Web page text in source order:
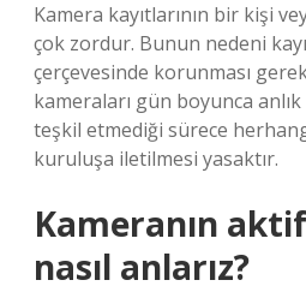
Kamera kayıtlarının bir kişi
çok zordur. Bunun nedeni
çerçevesinde korunması
kameraları gün boyunca
teşkil etmediği sürece
kuruluşa iletilmesi yasaktır.
Kameranın
nasıl anlarız?